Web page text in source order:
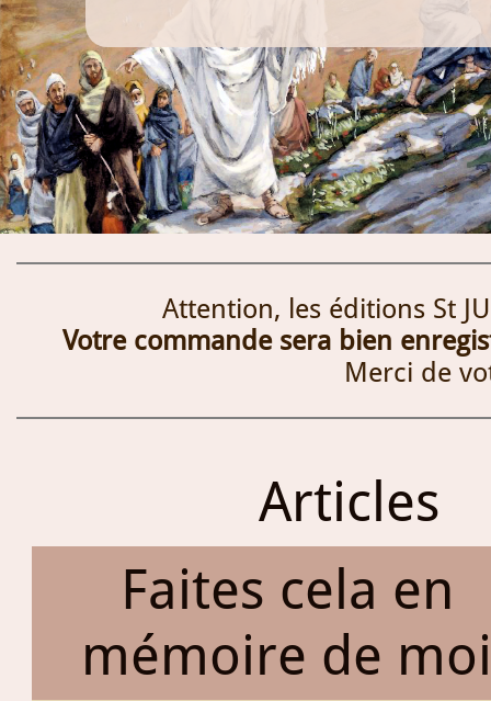
Attention, les éditions St
Votre commande sera bien
Merci de
Articles
Faites cela en
mémoire de